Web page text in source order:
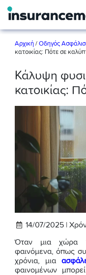
Αρχική / Οδηγός
κατοικίας: Πότε σε
Κάλυψη
κατοικίας:
14/07/2025 |
Όταν μια χώρα
φαινόμενα, όπως
χρόνια, μια
φαινομένων